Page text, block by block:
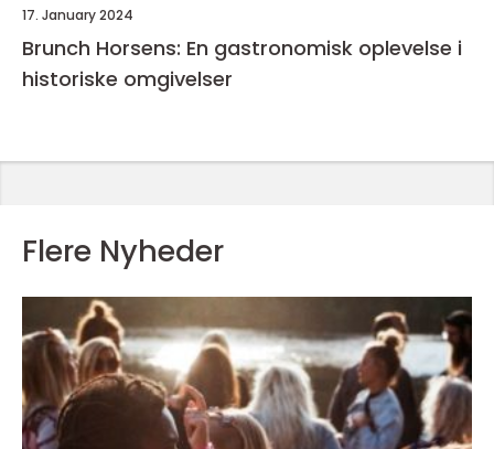
17. January 2024
Brunch Horsens: En gastronomisk oplevelse i
historiske omgivelser
Flere Nyheder